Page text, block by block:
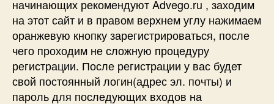
начинающих рекомендуют Advego.ru , заходим
на этот сайт и в правом верхнем углу нажимаем
оранжевую кнопку зарегистрироваться, после
чего проходим не сложную процедуру
регистрации. После регистрации у вас будет
свой постоянный логин(адрес эл. почты) и
пароль для последующих входов на